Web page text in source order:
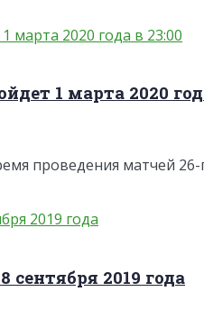
1 марта 2020
проведения матчей
сентября 2019 года